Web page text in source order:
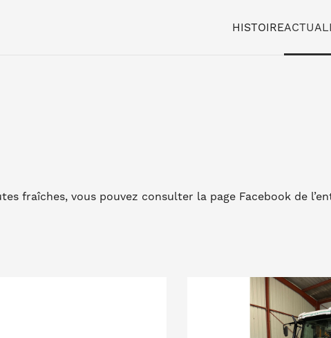
HISTOIRE
fraîches, vous pouvez consulter la page Facebook de